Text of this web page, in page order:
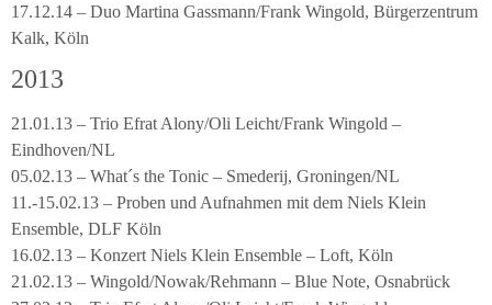
17.12.14 – Duo Martina Gassmann/Frank Wingold, Bürgerzentrum
Kalk, Köln
2013
21.01.13 – Trio Efrat Alony/Oli Leicht/Frank Wingold –
Eindhoven/NL
05.02.13 – What´s the Tonic – Smederij, Groningen/NL
11.-15.02.13 – Proben und Aufnahmen mit dem Niels Klein
Ensemble, DLF Köln
16.02.13 – Konzert Niels Klein Ensemble – Loft, Köln
21.02.13 – Wingold/Nowak/Rehmann – Blue Note, Osnabrück